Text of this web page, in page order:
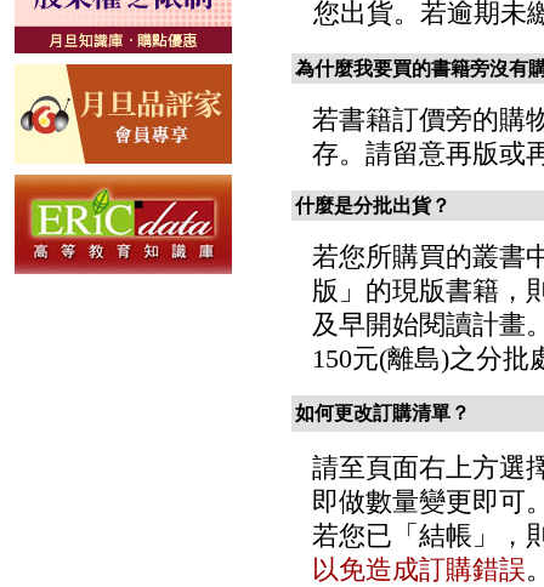
您出貨。若逾期未
為什麼我要買的書籍旁沒有
若書籍訂價旁的購
存。請留意再版或
什麼是分批出貨？
若您所購買的叢書
版」的現版書籍，
及早開始閱讀計畫
150元(離島)之分批
如何更改訂購清單？
請至頁面右上方選
即做數量變更即可
若您已「結帳」，
以免造成訂購錯誤